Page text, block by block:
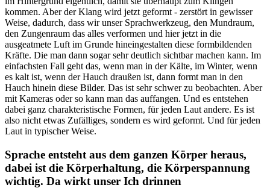
kommen. Aber der Klang wird jetzt geformt - zerstört in gewisser
Weise, dadurch, dass wir unser Sprachwerkzeug, den Mundraum,
den Zungenraum das alles verformen und hier jetzt in die
ausgeatmete Luft im Grunde hineingestalten diese formbildenden
Kräfte. Die man dann sogar sehr deutlich sichtbar machen kann. Im
einfachsten Fall geht das, wenn man in der Kälte, im Winter, wenn
es kalt ist, wenn der Hauch draußen ist, dann formt man in den
Hauch hinein diese Bilder. Das ist sehr schwer zu beobachten. Aber
mit Kameras oder so kann man das auffangen. Und es entstehen
dabei ganz charakteristische Formen, für jeden Laut andere. Es ist
also nicht etwas Zufälliges, sondern es wird geformt. Und für jeden
Laut in typischer Weise.
Sprache entsteht aus dem ganzen Körper heraus,
dabei ist die Körperhaltung, die Körperspannung
wichtig. Da wirkt unser Ich drinnen